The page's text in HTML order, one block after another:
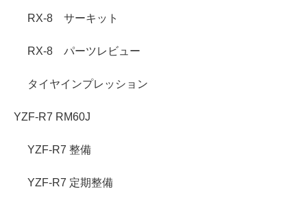
RX-8 サーキット
RX-8 パーツレビュー
タイヤインプレッション
YZF-R7 RM60J
YZF-R7 整備
YZF-R7 定期整備